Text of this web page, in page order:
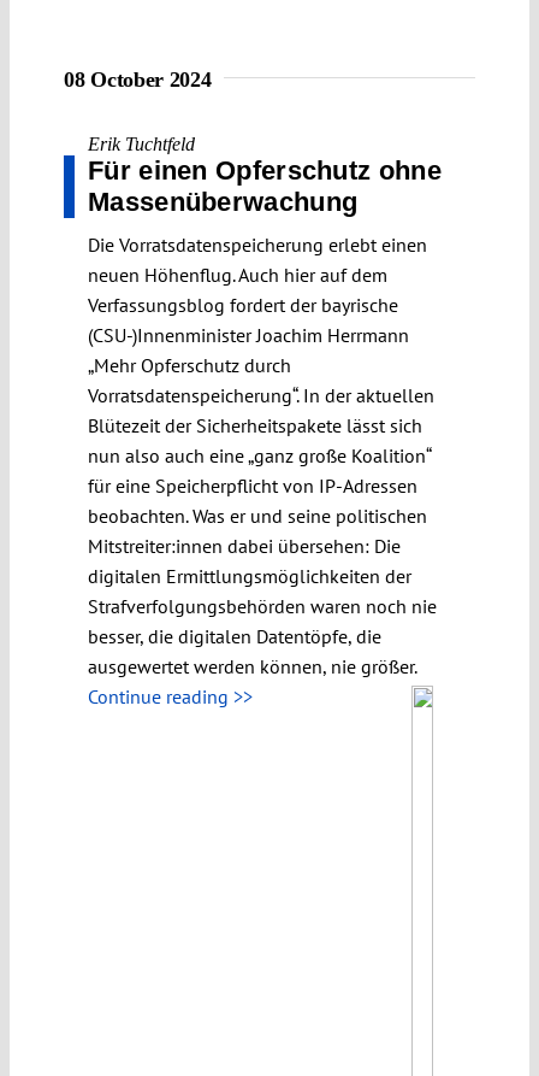
08 October 2024
Erik Tuchtfeld
Für einen Opferschutz ohne
Massenüberwachung
Die Vorratsdatenspeicherung erlebt einen
neuen Höhenflug. Auch hier auf dem
Verfassungsblog fordert der bayrische
(CSU-)Innenminister Joachim Herrmann
„Mehr Opferschutz durch
Vorratsdatenspeicherung“. In der aktuellen
Blütezeit der Sicherheitspakete lässt sich
nun also auch eine „ganz große Koalition“
für eine Speicherpflicht von IP-Adressen
beobachten. Was er und seine politischen
Mitstreiter:innen dabei übersehen: Die
digitalen Ermittlungsmöglichkeiten der
Strafverfolgungsbehörden waren noch nie
besser, die digitalen Datentöpfe, die
ausgewertet werden können, nie größer.
Continue reading >>